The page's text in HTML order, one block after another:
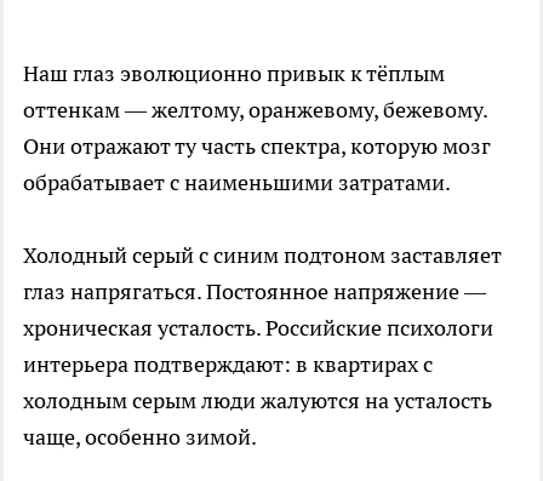
Наш глаз эволюционно привык к тёплым
оттенкам — желтому, оранжевому, бежевому.
Они отражают ту часть спектра, которую мозг
обрабатывает с наименьшими затратами.
Холодный серый с синим подтоном заставляет
глаз напрягаться. Постоянное напряжение —
хроническая усталость. Российские психологи
интерьера подтверждают: в квартирах с
холодным серым люди жалуются на усталость
чаще, особенно зимой.